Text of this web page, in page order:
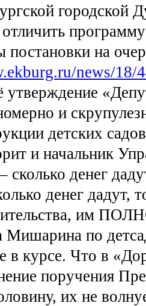
городской
постановки на
news/18/
утверждение
и
детских
и начальник
сколько денег
денег дадут,
им
по
в курсе. Что в
поручения
их не